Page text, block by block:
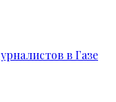
в Газе